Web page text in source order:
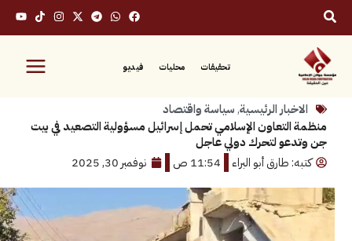
محليات فيديو
الرئيسية,سياسة واقتصاد
الإسلامي تحمل إسرائيل مسؤولية التصعيد في بيت
لتحرك دولي عاجل
أبو البراء
11:54 ص نوفمبر 30, 2025